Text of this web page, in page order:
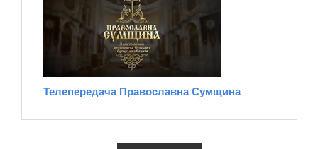
Телепередача Православна Сумщина